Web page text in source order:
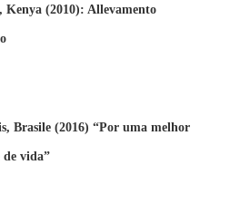
Kenya (2010): Allevamento
Brasile (2016) “Por uma melhor
vida”